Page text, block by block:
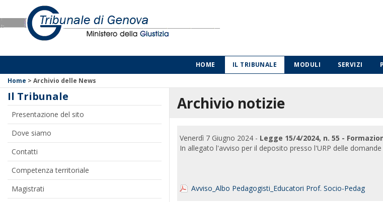
HOME IL TRIBUNALE MODULI SERVIZI
Home > Archivio delle News
Il Tribunale
Presentazione del sito
Dove siamo
Contatti
Competenza territoriale
Magistrati
Archivio notizie
Venerdì 7 Giugno 2024 - Legge 15/4/2024, n. 55 -
In allegato l'avviso per il deposito presso l'URP delle
Avviso_Albo Pedagogisti_Educatori Prof. Socio-Pedag